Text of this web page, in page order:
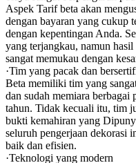
Aspek Tarif beta akan
dengan bayaran yang cukup
dengan kepentingan Anda.
yang terjangkau, namun
sangat memukau dengan
·Tim yang pacak dan
Beta memiliki tim yang
dan sudah memiara berbagai
tahun. Tidak kecuali itu, tim
bukti kemahiran yang
seluruh pengerjaan dekorasi
baik dan efisien.
·Teknologi yang modern